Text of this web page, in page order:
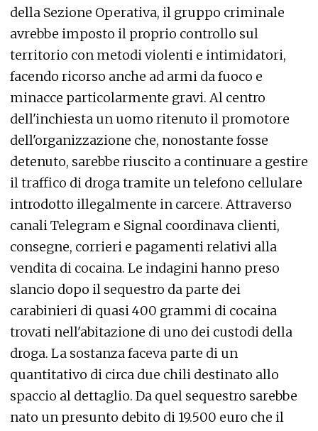
della Sezione Operativa, il gruppo criminale
avrebbe imposto il proprio controllo sul
territorio con metodi violenti e intimidatori,
facendo ricorso anche ad armi da fuoco e
minacce particolarmente gravi. Al centro
dell'inchiesta un uomo ritenuto il promotore
dell'organizzazione che, nonostante fosse
detenuto, sarebbe riuscito a continuare a gestire
il traffico di droga tramite un telefono cellulare
introdotto illegalmente in carcere. Attraverso
canali Telegram e Signal coordinava clienti,
consegne, corrieri e pagamenti relativi alla
vendita di cocaina. Le indagini hanno preso
slancio dopo il sequestro da parte dei
carabinieri di quasi 400 grammi di cocaina
trovati nell'abitazione di uno dei custodi della
droga. La sostanza faceva parte di un
quantitativo di circa due chili destinato allo
spaccio al dettaglio. Da quel sequestro sarebbe
nato un presunto debito di 19.500 euro che il